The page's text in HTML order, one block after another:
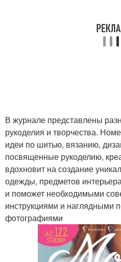
В журнале представлены
рукоделия и творчества.
идеи по шитью, вязанию,
посвященные рукоделию,
вдохновит на создание
одежды, предметов
и поможет необходимыми
инструкциями и наглядными
фотографиями